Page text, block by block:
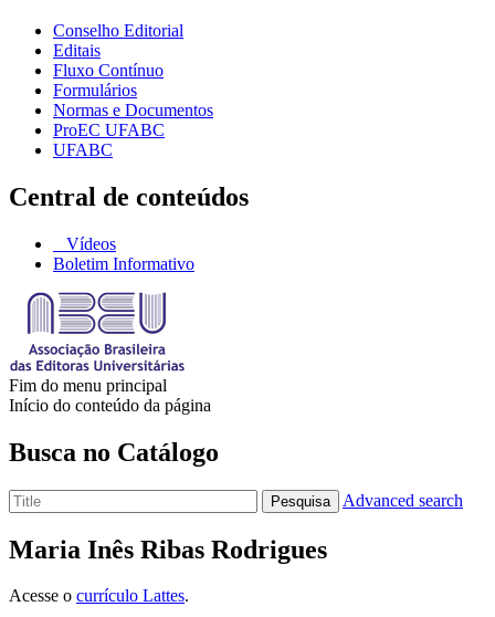
Conselho Editorial
Editais
Fluxo Contínuo
Formulários
Normas e Documentos
ProEC UFABC
UFABC
Central de conteúdos
Vídeos
Boletim Informativo
Fim do menu principal
Início do conteúdo da página
Busca no Catálogo
Pesquisa Advanced search
Maria Inês Ribas Rodrigues
Acesse o currículo Lattes.